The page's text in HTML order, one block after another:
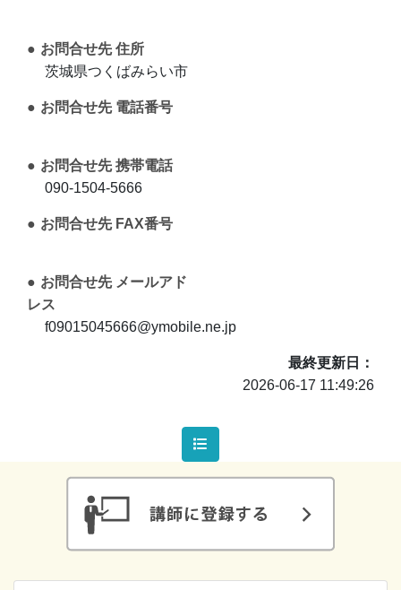
お問合せ先 住所
茨城県つくばみらい市
お問合せ先 電話番号
お問合せ先 携帯電話
090-1504-5666
お問合せ先 FAX番号
お問合せ先 メールアド
レス
f09015045666@ymobile.ne.jp
最終更新日
2026-06-17 11:49:26